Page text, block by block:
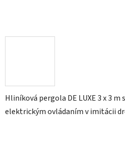
Hliníková pergola DE LUXE 3 x 3 m
elektrickým ovládaním v imitácii